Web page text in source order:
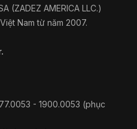
(ZADEZ AMERICA LLC.)
Nam từ năm 2007.
- 1900.0053 (phục